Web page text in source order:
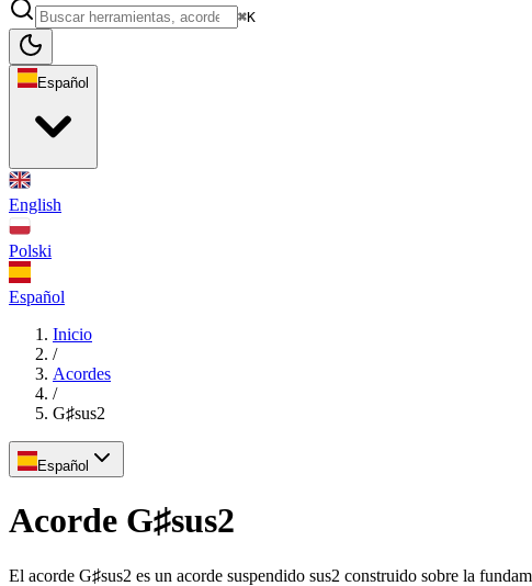
⌘K
Español
English
Polski
Español
Inicio
/
Acordes
/
G♯sus2
Español
Acorde G♯sus2
El acorde G♯sus2 es un acorde suspendido sus2 construido sobre la